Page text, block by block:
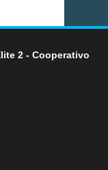
2 - Cooperativo